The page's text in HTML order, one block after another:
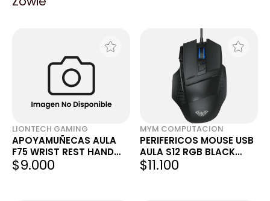
LIONTECH GAMING
APOYAMUÑECAS AULA
F75 WRIST REST HAND
REST BLACK PARA
TECLADOS 75%
$9.000
MYM COMPUTACION
PERIFERICOS MOUSE USB
AULA S12 RGB BLACK
GAMER
$11.100